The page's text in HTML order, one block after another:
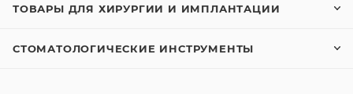
ТОВАРЫ ДЛЯ ХИРУРГИИ И ИМПЛАНТАЦИИ
СТОМАТОЛОГИЧЕСКИЕ ИНСТРУМЕНТЫ